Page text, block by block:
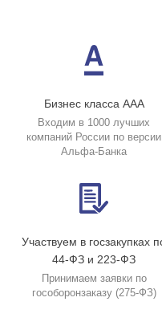
Бизнес класса ААА
Входим в 1000 лучших
компаний России по версии
Альфа-Банка
Участвуем в госзакупках
44-ФЗ и 223-ФЗ
Принимаем заявки по
гособоронзаказу (275-ФЗ)